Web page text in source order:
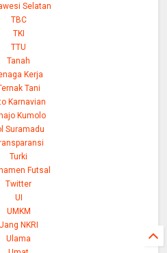
Selatan
TBC
TKI
TTU
Tanah
Kerja
Tani
Karnavian
Kumolo
Suramadu
Turki
Futsal
Twitter
UI
UMKM
NKRI
Ulama